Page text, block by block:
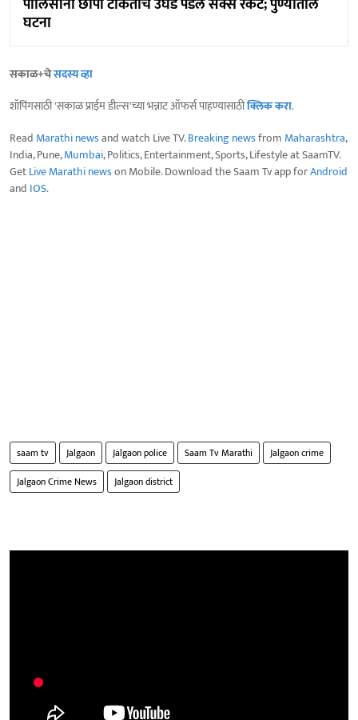
पोलिसांनी छापा टाकताच उघडं पडलं सेक्स रॅकेट; पुण्यातील
घटना
सकाळ+चेसदस्य व्हा
शॉपिंगसाठी 'सकाळ प्राईम डील्स'च्या भन्नाट ऑफर्स पाहण्यासाठीक्लिक करा.
Read Marathi newsand watch Live TV.Breaking newsfrom Maharashtra,
India, Pune,Mumbai, Politics, Entertainment, Sports, Lifestyle at SaamTV.
GetLive Marathi newson Mobile. Download the Saam Tv app forAndroid
and IOS.
saam tv Jalgaon Jalgaon police Saam Tv Marathi
Jalgaon crime
Jalgaon Crime News
Jalgaon district